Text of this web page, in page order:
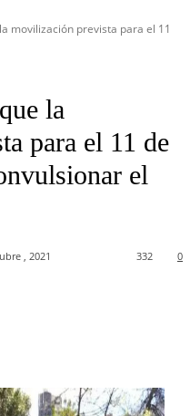
movilización prevista para el 11
la
para el 11 de
el
, 2021 0
332